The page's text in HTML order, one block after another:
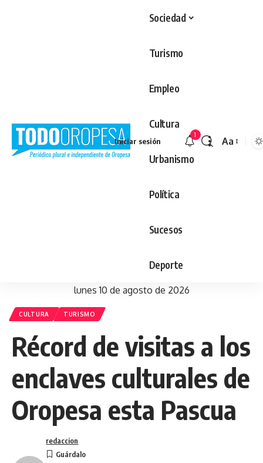
Sociedad
Turismo
Empleo
Cultura
Urbanismo
Política
Sucesos
Deporte
Iniciar sesión
1
Aa
lunes 10 de agosto de 2026
CULTURA TURISMO
Récord de visitas a los
enclaves culturales de
Oropesa esta Pascua
redaccion